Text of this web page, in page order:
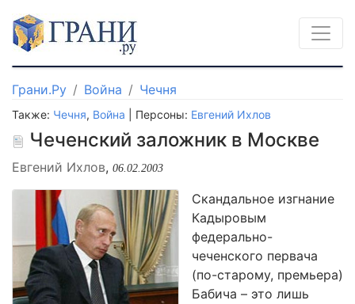
Грани.Ру Война Чечня
Также: Чечня, Война | Персоны: Евгений Ихлов
Чеченский заложник в Москве
Евгений Ихлов, 06.02.2003
Скандальное изгнание
Кадыровым
федерально-
чеченского первача
(по-старому, премьера)
Бабича – это лишь